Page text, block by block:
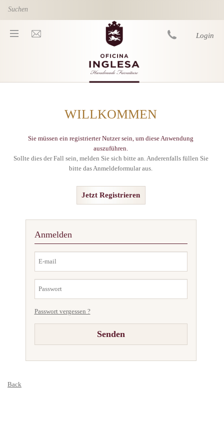
Skip to main content
Login
WILLKOMMEN
Sie müssen ein registrierter Nutzer sein, um diese Anwendung
auszuführen.
Sollte dies der Fall sein, melden Sie sich bitte an. Anderenfalls füllen Sie
bitte das Anmeldeformular aus.
Jetzt Registrieren
Anmelden
Passwort vergessen ?
Back